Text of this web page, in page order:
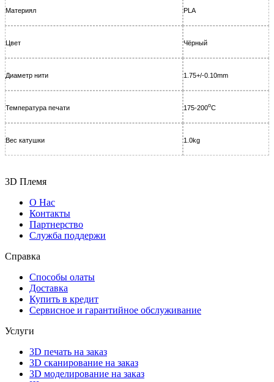
Материял PLA
Цвет Чёрный
Диаметр нити 1.75+/-0.10mm
Температура печати 175-200oC
Вес катушки 1.0kg
3D Племя
О Нас
Контакты
Партнерcтво
Служба поддержи
Справка
Способы олаты
Доставка
Купить в кредит
Сервисное и гарантийное обслуживание
Услуги
3D печать на заказ
3D сканирование на заказ
3D моделирование на заказ